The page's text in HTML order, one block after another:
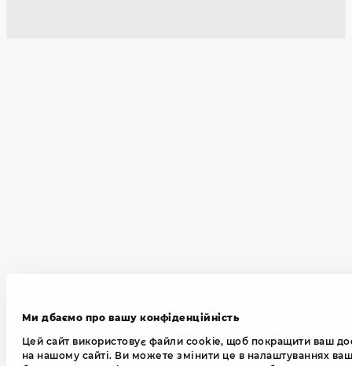
Ми дбаємо про вашу конфіденційність
Цей сайт використовує файли cookie, щоб покращити ваш
на нашому сайті. Ви можете змінити це в налаштуваннях